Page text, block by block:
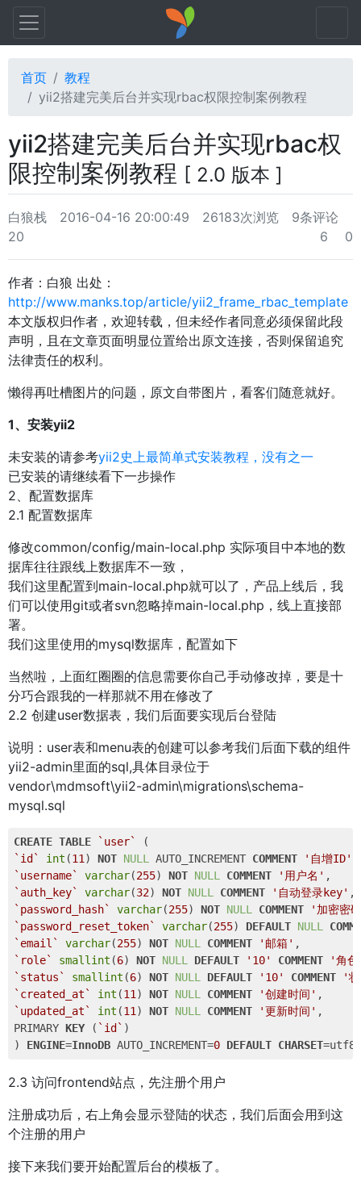
首页
教程
yii2搭建完美后台并实现rbac权限控制案例教程
yii2搭建完美后台并实现rbac权
限控制案例教程 [ 2.0 版本 ]
白狼栈 2016-04-16 20:00:49 26183次浏览
9条评论
20
6 0
作者：白狼 出处：
http://www.manks.top/article/yii2_frame_rbac_template
本文版权归作者，欢迎转载，但未经作者同意必须保留此段
声明，且在文章页面明显位置给出原文连接，否则保留追究
法律责任的权利。
懒得再吐槽图片的问题，原文自带图片，看客们随意就好。
1、安装yii2
未安装的请参考yii2史上最简单式安装教程，没有之一
已安装的请继续看下一步操作
2、配置数据库
2.1 配置数据库
修改common/config/main-local.php 实际项目中本地的数
据库往往跟线上数据库不一致，
我们这里配置到main-local.php就可以了，产品上线后，我
们可以使用git或者svn忽略掉main-local.php，线上直接部
署。
我们这里使用的mysql数据库，配置如下
当然啦，上面红圈圈的信息需要你自己手动修改掉，要是十
分巧合跟我的一样那就不用在修改了
2.2 创建user数据表，我们后面要实现后台登陆
说明：user表和menu表的创建可以参考我们后面下载的组件
yii2-admin里面的sql,具体目录位于
vendor\mdmsoft\yii2-admin\migrations\schema-
mysql.sql
CREATE TABLE `user`
`id`
int (11 ) NOT NULL AUTO_INCREMENT COMMENT
'自增ID'
`username`
varchar(255) NOT NULL COMMENT '用户名'
`auth_key`
varchar(32) NOT NULL COMMENT
'自动登录key'
`password_hash`
varchar(255) NOT NULL COMMENT
'加密密
`password_reset_token`
varchar(255) DEFAULT NULL
`email`
varchar(255) NOT NULL COMMENT '邮箱'
`role`
smallint (6) NOT NULL DEFAULT '10' COMMENT
'角
`status`
smallint (6) NOT NULL DEFAULT '10' COMMENT
'
`created_at`
int (11 ) NOT NULL COMMENT '创建时间'
`updated_at`
int (11 ) NOT NULL COMMENT '更新时间' ,
PRIMARY KEY ( `id` )
) ENGINE=InnoDB AUTO_INCREMENT=0 DEFAULT CHARSET=utf8
2.3 访问frontend站点，先注册个用户
注册成功后，右上角会显示登陆的状态，我们后面会用到这
个注册的用户
接下来我们要开始配置后台的模板了。